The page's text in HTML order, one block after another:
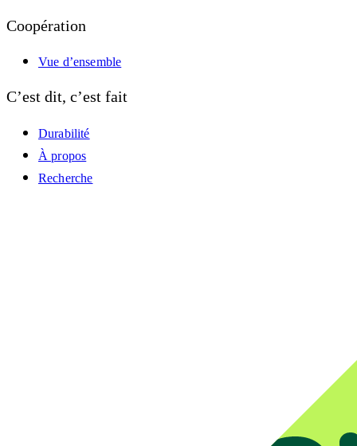
Coopération
Vue d’ensemble
C’est dit, c’est fait
Durabilité
À propos
Recherche